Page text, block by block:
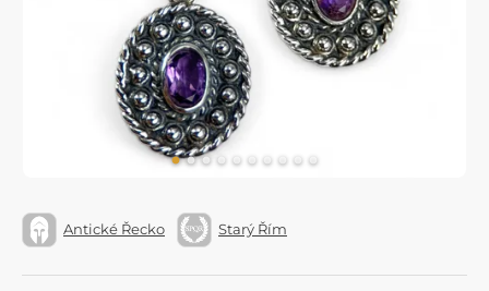
Antické Řecko Starý Řím